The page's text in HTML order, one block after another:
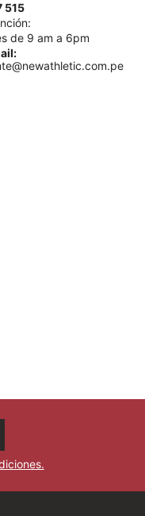
515
de 9 am a 6pm